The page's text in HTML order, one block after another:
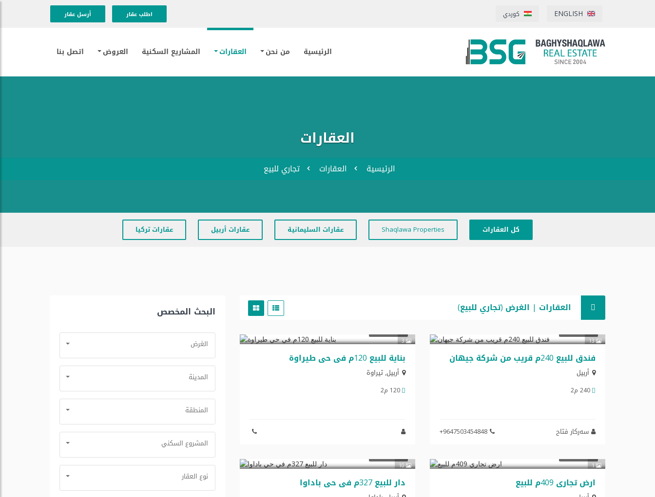
ENGLISH كوردي اطلب عقار أرسل عقار
الرئيسية من نحن العقارات المشاريع السكنية العروض اتصل بنا
العقارات
الرئيسية العقارات تجاري للبيع
كل العقارات Shaqlawa Properties عقارات السليمانية عقارات أربيل عقارات تركيا
العقارات | الغرض (تجاري للبيع)
13
فندق للبیع 240م قریب من شرکة جیهان
أربيل
240 م2
سەرکار فتاح +9647503454848
3
بنایة للبیع 120م في حي طیراوة
أربيل,تیراوة
120 م2
1
ارض تجاري 409م للبیع
10
دار للبیع 327م في حي باداوا
البحث المخصص
الغرض
المدينة
المنطقة
المشروع السكني
نوع العقار